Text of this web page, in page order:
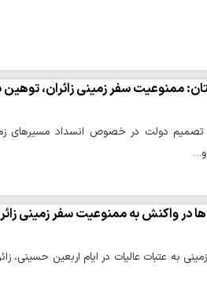
ممنوعیت سفر زمینی زائران،
دولت در خصوص انسداد مسیرهای زمینی
در واکنش به ممنوعیت سفر زمینی
عتبات عالیات در ایام اربعین حسینی،